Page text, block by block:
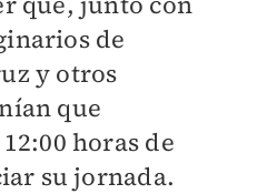
de
y otros
que
horas de
su jornada.